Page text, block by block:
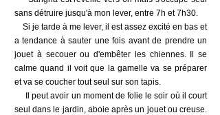
sans détruire jusqu'à mon lever, entre 7h et 7h30.
Si je tarde à me lever, il est assez excité en bas et
a tendance à sauter une fois avant de prendre un
jouet à secouer ou d'embêter les chiennes. Il se
calme quand il voit que la gamelle va se préparer
et va se coucher tout seul sur son tapis.
Il peut avoir un moment de folie le soir où il court
seul dans le jardin, aboie après un jouet ou creuse.